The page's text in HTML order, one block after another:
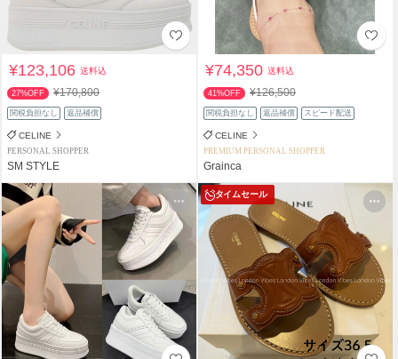
¥123,106送料込
27%OFF ¥170,800
関税負担なし 返品補償
CELINE
PERSONAL SHOPPER
SM STYLE
¥74,350送料込
41%OFF ¥126,500
関税負担なし 返品補償 スピード配送
CELINE
PREMIUM PERSONAL SHOPPER
Grainca
タイムセール